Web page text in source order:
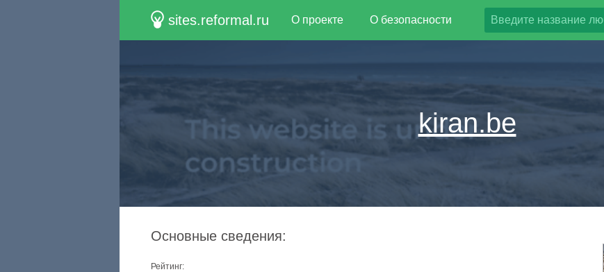
sites.reformal.ru О проекте О безопасности
kiran.be
Основные сведения:
Рейтинг: